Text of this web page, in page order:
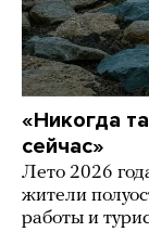
«Никогда
сейчас»
Лето 2026
жители
работы и